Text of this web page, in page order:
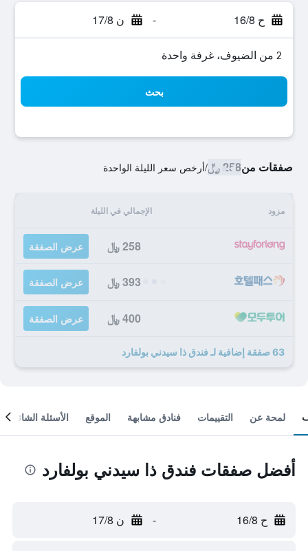
ح 16/8 - ن 17/8
2 من الضيوف، غرفة واحدة
بحث
صفقات من258 ﷼ /أرخص سعر الليلة الواحدة
مزود الإجمالي في الليلة
258 ﷼ عرض الصفقة
393 ﷼ عرض الصفقة
400 ﷼ عرض الصفقة
63 صفقة إضافية لـ فندق ذا سيدني بولفارد
لمحة عن التقييمات فنادق مشابهة الموقع الأسئلة الشائعة
أفضل صفقات فندق ذا سيدني بولفارد
ح 16/8 - ن 17/8